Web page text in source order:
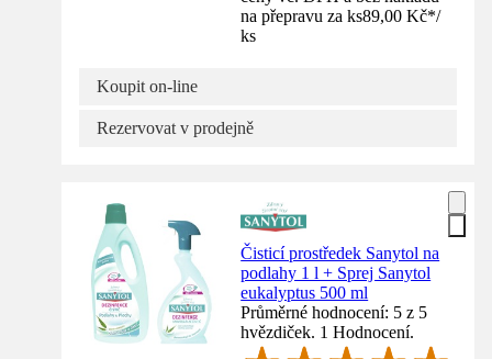
na přepravu za ks89,00 Kč*/
ks
Koupit on-line
Rezervovat v prodejně
Čisticí prostředek Sanytol na
podlahy 1 l + Sprej Sanytol
eukalyptus 500 ml
Průměrné hodnocení: 5 z 5
hvězdiček. 1 Hodnocení.